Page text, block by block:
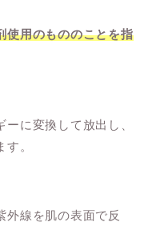
使用のもののことを指
に変換して放出し、
。
外線を肌の表面で反